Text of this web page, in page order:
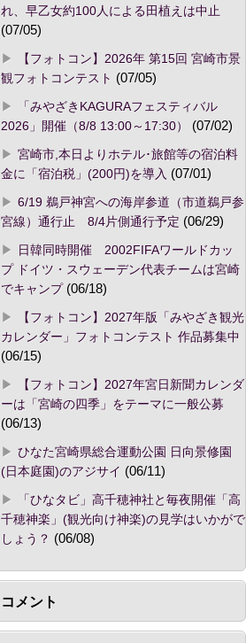
れ、早乙女約100人による田植えは中止
(07/05)
【フォトコン】2026年 第15回 宮崎市景
観フォトコンテスト (07/05)
「みやざきKAGURAフェスティバル
2026」開催（8/8 13:00～17:30）
(07/02)
宮崎市,本日よりホテル･旅館等の宿泊料
金に「宿泊税」(200円)を導入 (07/01)
6/19 鵜戸神宮への海岸参道（市道鵜戸参
宮線）通行止 8/4片側通行予定 (06/29)
日韓同時開催 2002FIFAワールドカッ
プ ドイツ・スウェーデン代表チームは宮崎
でキャンプ(06/18)
【フォトコン】2027年版「みやざき観光
カレンダー」フォトコンテスト 作品募集中
(06/15)
【フォトコン】2027年宮日新聞カレンダ
ーは「宮崎の四季」をテーマに一般公募
(06/13)
ひなた宮崎県総合運動公園 日向景修園
(日本庭園)のアジサイ (06/11)
「ひなタビ」高千穂神社と毎夜開催「高
千穂神楽」(観光向け神楽)の見学はいかがで
しょう？ (06/08)
コメント